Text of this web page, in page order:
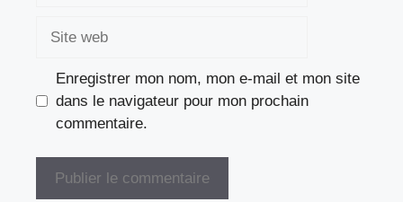
Enregistrer mon nom, mon e-mail et mon site
dans le navigateur pour mon prochain
commentaire.